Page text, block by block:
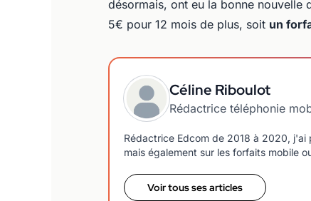
désormais, ont eu la bonne
5€ pour 12 mois de plus, soit un
Céline Riboulot
Rédactrice téléphonie
Rédactrice Edcom de 2018 à 2020,
mais également sur les forfaits mobile
Voir tous ses articles